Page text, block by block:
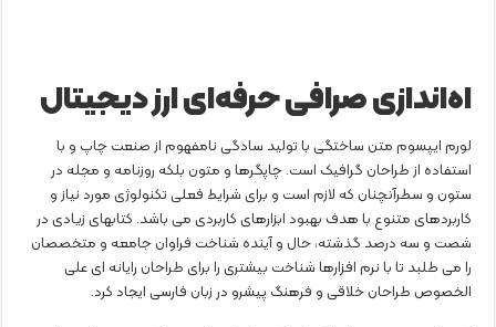
اه‌اندازی صرافی حرفه‌ای ارز دیجیتال
لورم ایپسوم متن ساختگی با تولید سادگی نامفهوم از صنعت چاپ و با
استفاده از طراحان گرافیک است. چاپگرها و متون بلکه روزنامه و مجله در
ستون و سطرآنچنان که لازم است و برای شرایط فعلی تکنولوژی مورد نیاز و
کاربردهای متنوع با هدف بهبود ابزارهای کاربردی می باشد. کتابهای زیادی در
شصت و سه درصد گذشته، حال و آینده شناخت فراوان جامعه و متخصصان
را می طلبد تا با نرم افزارها شناخت بیشتری را برای طراحان رایانه ای علی
الخصوص طراحان خلاقی و فرهنگ پیشرو در زبان فارسی ایجاد کرد.